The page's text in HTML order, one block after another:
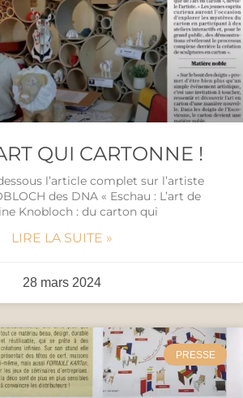
QUI CARTONNE !
l’article complet sur l’artiste
des DNA « Eschau : L’art de
Knobloch : du carton qui
LIRE LA SUITE »
28 mars 2024
PRESSE